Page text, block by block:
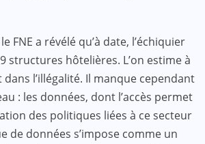
FNE a révélé qu’à date, l’échiquier
structures hôtelières. L’on estime à
dans l’illégalité. Il manque cependant
: les données, dont l’accès permet
des politiques liées à ce secteur
de données s’impose comme un